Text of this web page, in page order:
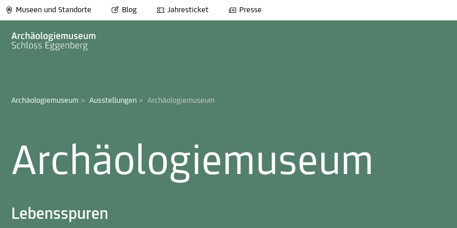
Museen und Standorte Blog Jahresticket Presse
Archäologiemuseum > Ausstellungen > Archäologiemuseum
Archäologiemuseum
Lebensspuren